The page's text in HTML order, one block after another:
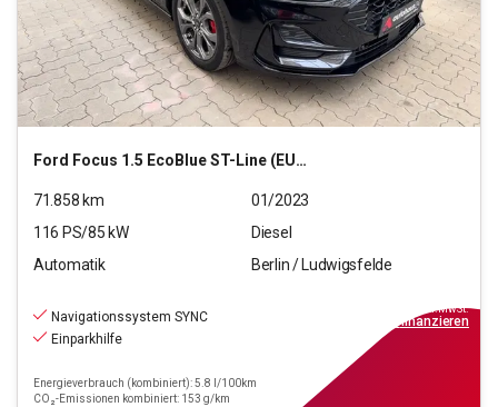
Ford Focus 1.5 EcoBlue ST-Line (EURO 6d)
71.858 km
01/2023
116 PS/85 kW
Diesel
Automatik
Berlin / Ludwigsfelde
Navigationssystem SYNC
Einparkhilfe
Energieverbrauch (kombiniert): 5.8 l/100km
CO₂-Emissionen kombiniert: 153 g/km
inkl.MwSt.
finanzieren